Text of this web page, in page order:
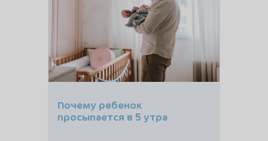
Почему ребенок
просыпается в 5 утра